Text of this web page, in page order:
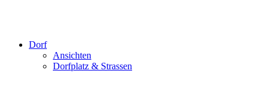
Dorf
Ansichten
Dorfplatz & Strassen